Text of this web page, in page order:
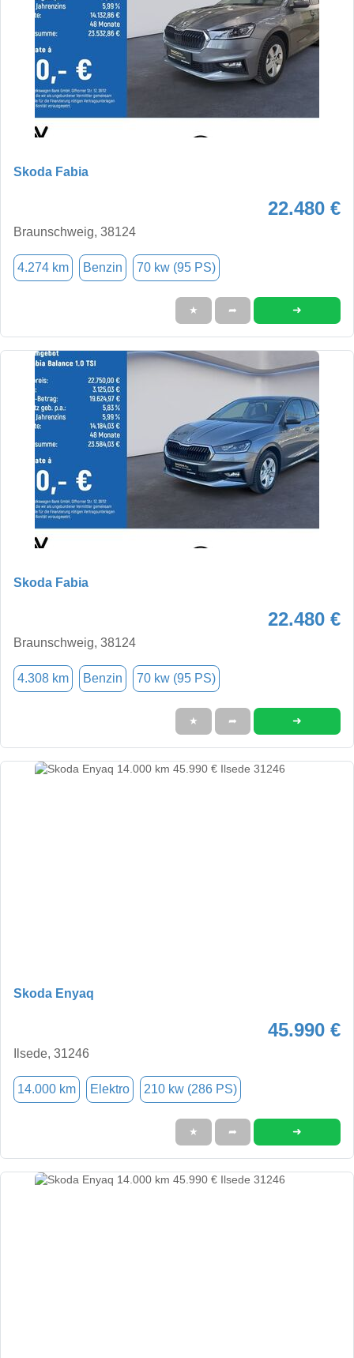
Skoda Fabia
22.480 €
Braunschweig, 38124
4.274 km Benzin 70 kw (95 PS)
★ ➦ ➜
Skoda Fabia
22.480 €
Braunschweig, 38124
4.308 km Benzin 70 kw (95 PS)
★ ➦ ➜
Skoda Enyaq
45.990 €
Ilsede, 31246
14.000 km Elektro 210 kw (286 PS)
★ ➦ ➜